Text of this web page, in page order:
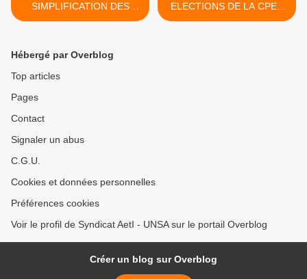
SIMPLIFICATION DES
TACHES EN EPLE
ELECTIONS DE LA CPE -
université >
Hébergé par Overblog
Top articles
Pages
Contact
Signaler un abus
C.G.U.
Cookies et données personnelles
Préférences cookies
Voir le profil de Syndicat AetI - UNSA sur le portail Overblog
Créer un blog sur Overblog